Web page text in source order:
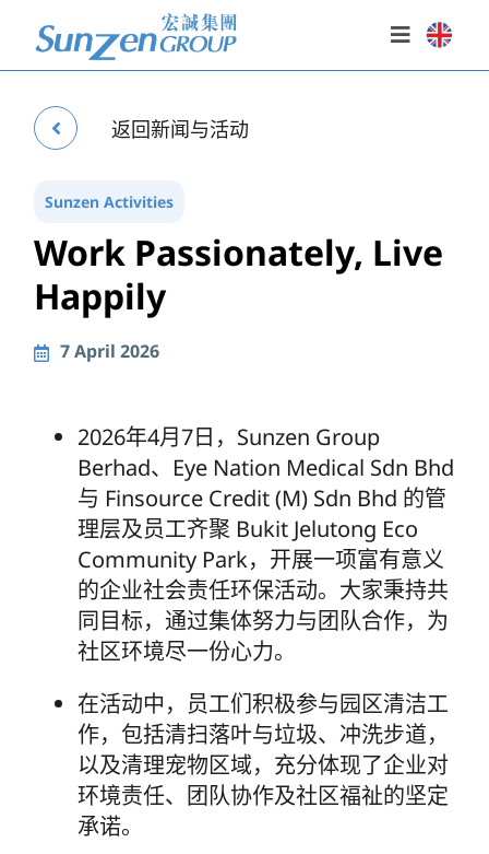
content
Toggle
关于我们
我们的业务
投资者关系
政策
新闻与活动
Sunzen Activities
Work Passionately, Live
Happily
7 April 2026
2026年4月7日，Sunzen Group
Berhad、Eye Nation Medical Sdn Bhd
与 Finsource Credit (M) Sdn Bhd 的管
理层及员工齐聚 Bukit Jelutong Eco
Community Park，开展一项富有意义
的企业社会责任环保活动。大家秉持共
同目标，通过集体努力与团队合作，为
社区环境尽一份心力。
在活动中，员工们积极参与园区清洁工
作，包括清扫落叶与垃圾、冲洗步道，
以及清理宠物区域，充分体现了企业对
环境责任、团队协作及社区福祉的坚定
承诺。